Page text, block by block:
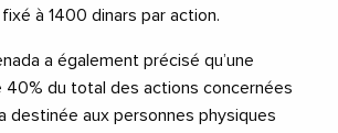
à 1400 dinars par action.
a également précisé qu’une
40% du total des actions concernées
destinée aux personnes physiques